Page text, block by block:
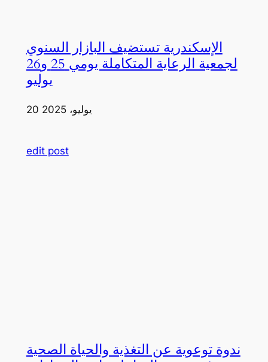
الإسكندرية تستضيف البازار السنوي
لجمعية الرعاية المتكاملة يومي 25 و26
يوليو
20 يوليو، 2025
edit post
ندوة توعوية عن التغذية والحياة الصحية